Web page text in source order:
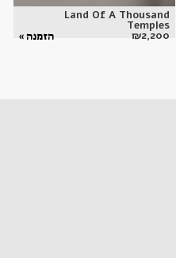
Land Of A Thousand
Temples
₪2,200 הזמנה »